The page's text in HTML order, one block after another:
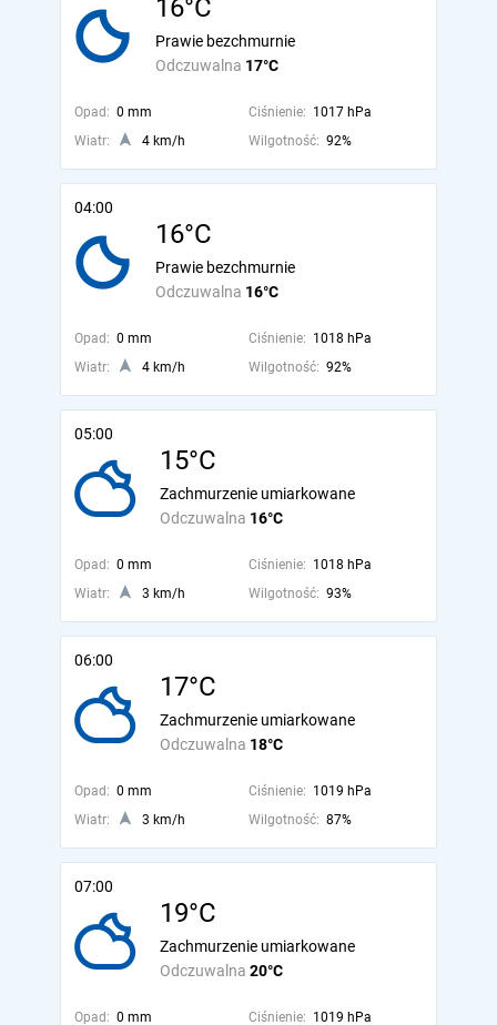
16°C
Odczuwalna 17°C
Prawie bezchmurnie
Opad: 0 mm Ciśnienie: 1017 hPa
Wiatr:
4 km/h Wilgotność: 92%
04:00
16°C
Odczuwalna 16°C
Prawie bezchmurnie
Opad: 0 mm Ciśnienie: 1018 hPa
Wiatr:
4 km/h Wilgotność: 92%
05:00
15°C
Odczuwalna 16°C
Zachmurzenie umiarkowane
Opad: 0 mm Ciśnienie: 1018 hPa
Wiatr:
3 km/h Wilgotność: 93%
06:00
17°C
Odczuwalna 18°C
Zachmurzenie umiarkowane
Opad: 0 mm Ciśnienie: 1019 hPa
Wiatr:
3 km/h Wilgotność: 87%
07:00
19°C
Odczuwalna 20°C
Zachmurzenie umiarkowane
Opad: 0 mm Ciśnienie: 1019 hPa